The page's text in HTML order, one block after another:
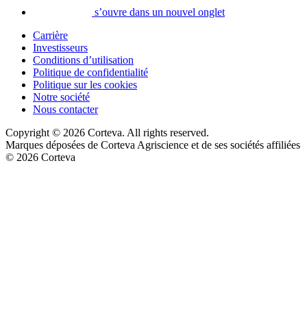
s’ouvre dans un nouvel onglet
Carrière
Investisseurs
Conditions d’utilisation
Politique de confidentialité
Politique sur les cookies
Notre société
Nous contacter
Copyright © 2026 Corteva. All rights reserved.
Marques déposées de Corteva Agriscience et de ses sociétés affiliées
© 2026 Corteva